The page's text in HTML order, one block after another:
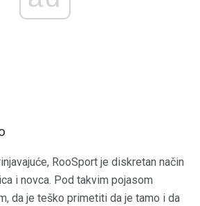
RooSport je diskretan način
i novca. Pod takvim pojasom
da je teško primetiti da je tamo i da